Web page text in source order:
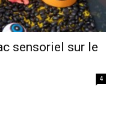
sensoriel sur le
4